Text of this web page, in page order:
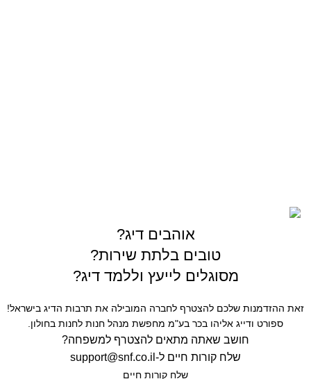
אוהבים דיג?
טובים בלתת שירות?
מסוגלים לייעץ וללמד דיג?
זאת ההזדמנות שלכם להצטרף לחברה המובילה את תרבות הדיג בישראל!
ספורט ודייג אליהו בכר בע"מ מחפשת מנהל חנות לחנות בחולון.
חושב שאתה מתאים להצטרף למשפחה?
שלח קורות חיים ל- support@snf.co.il
שלח קורות חיים​